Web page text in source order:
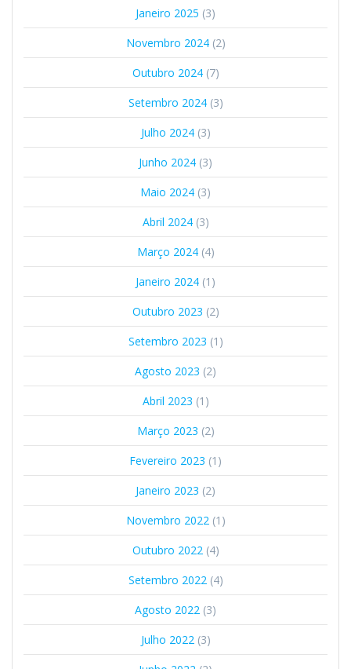
Janeiro 2025 (3)
Novembro 2024(2)
Outubro 2024(7)
Setembro 2024(3)
Julho 2024(3)
Junho 2024 (3)
Maio 2024 (3)
Abril 2024(3)
Março 2024(4)
Janeiro 2024 (1)
Outubro 2023 (2)
Setembro 2023 (1)
Agosto 2023 (2)
Abril 2023 (1)
Março 2023 (2)
Fevereiro 2023 (1)
Janeiro 2023 (2)
Novembro 2022(1)
Outubro 2022(4)
Setembro 2022(4)
Agosto 2022 (3)
Julho 2022(3)